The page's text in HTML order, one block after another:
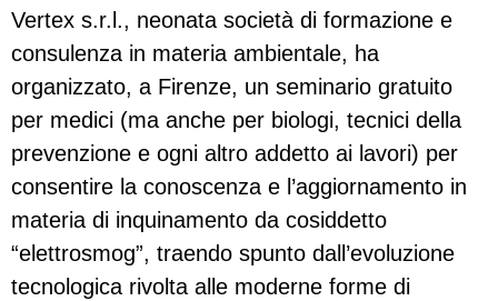
Vertex s.r.l., neonata società di formazione e
consulenza in materia ambientale, ha
organizzato, a Firenze, un seminario gratuito
per medici (ma anche per biologi, tecnici della
prevenzione e ogni altro addetto ai lavori) per
consentire la conoscenza e l’aggiornamento in
materia di inquinamento da cosiddetto
“elettrosmog”, traendo spunto dall’evoluzione
tecnologica rivolta alle moderne forme di